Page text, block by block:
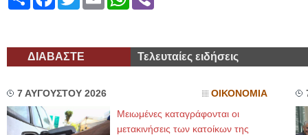
ΔΙΑΒΑΣΤΕ Τελευταίες ειδήσεις
7 ΑΥΓΟΥΣΤΟΥ 2026 ΟΙΚΟΝΟΜΙΑ
Μειωμένες καταγράφονται οι
μετακινήσεις των κατοίκων της